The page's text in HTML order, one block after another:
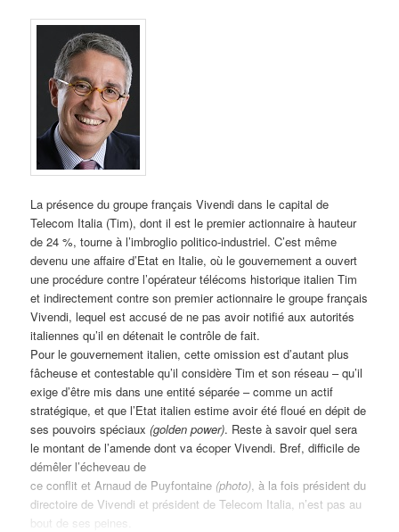
La présence du groupe français Vivendi dans le capital de
Telecom Italia (Tim), dont il est le premier actionnaire à hauteur
de 24 %, tourne à l’imbroglio politico-industriel. C’est même
devenu une affaire d’Etat en Italie, où le gouvernement a ouvert
une procédure contre l’opérateur télécoms historique italien Tim
et indirectement contre son premier actionnaire le groupe français
Vivendi, lequel est accusé de ne pas avoir notifié aux autorités
italiennes qu’il en détenait le contrôle de fait.
Pour le gouvernement italien, cette omission est d’autant plus
fâcheuse et contestable qu’il considère Tim et son réseau – qu’il
exige d’être mis dans une entité séparée – comme un actif
stratégique, et que l’Etat italien estime avoir été floué en dépit de
ses pouvoirs spéciaux(golden power). Reste à savoir quel sera
le montant de l’amende dont va écoper Vivendi. Bref, difficile de
démêler l’écheveau de
ce conflit et Arnaud de Puyfontaine (photo), à la fois président du
directoire de Vivendi et président de Telecom Italia, n’est pas au
bout de ses peines.